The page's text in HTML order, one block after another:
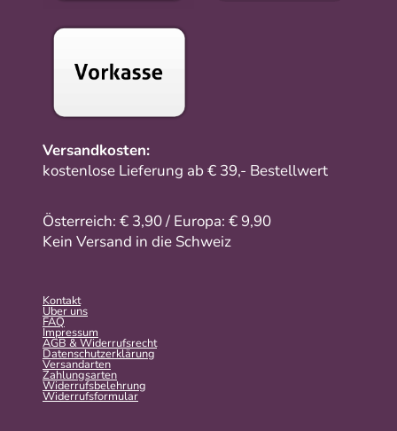
Versandkosten:
kostenlose Lieferung ab € 39,- Bestellwert
Österreich: € 3,90 / Europa: € 9,90
Kein Versand in die Schweiz
Kontakt
Über uns
FAQ
Impressum
AGB & Widerrufsrecht
Datenschutzerklärung
Versandarten
Zahlungsarten
Widerrufsbelehrung
Widerrufs­formular